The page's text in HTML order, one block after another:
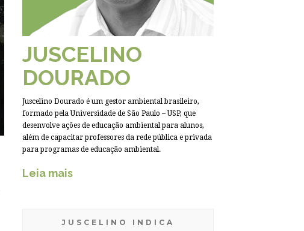
JUSCELINO
DOURADO
Juscelino Dourado é um gestor ambiental brasileiro,
formado pela Universidade de São Paulo – USP, que
desenvolve ações de educação ambiental para alunos,
além de capacitar professores da rede pública e privada
para programas de educação ambiental.
Leia mais
JUSCELINO INDICA